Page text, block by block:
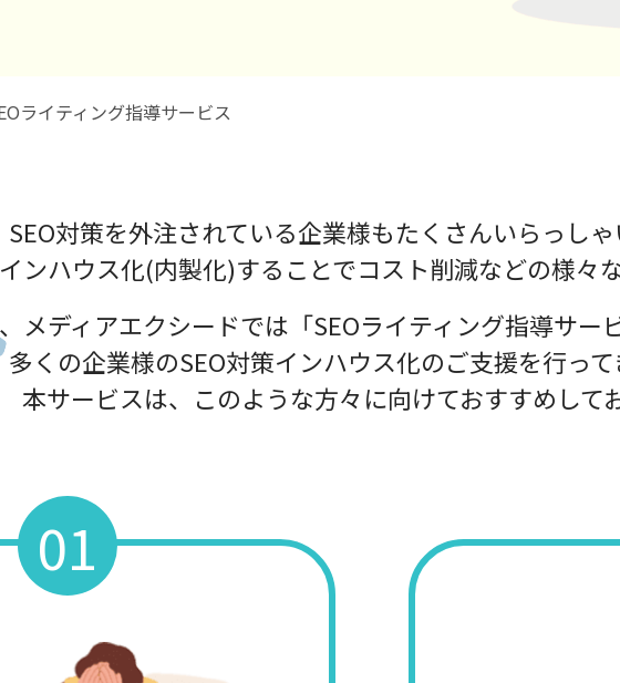
ライティング指導サービス
SEO対策を外注されている企業様もたくさんいらっし
ンハウス化(内製化)することでコスト削減などの様々
メディアエクシードでは「SEOライティング指導サー
多くの企業様のSEO対策インハウス化のご支援を行っ
本サービスは、このような方々に向けておすすめして